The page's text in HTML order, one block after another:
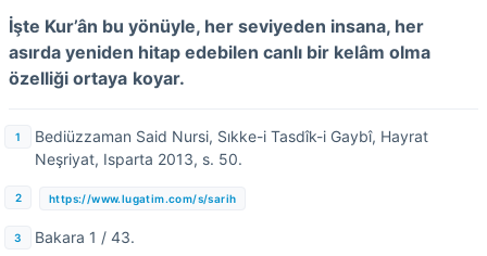
İşte Kur’ân bu yönüyle, her seviyeden insana, her
asırda yeniden hitap edebilen canlı bir kelâm olma
özelliği ortaya koyar.
Bediüzzaman Said Nursi, Sıkke-i Tasdîk-i Gaybî, Hayrat
Neşriyat, Isparta 2013, s. 50.
https://www.lugatim.com/s/sarih
Bakara 1 / 43.